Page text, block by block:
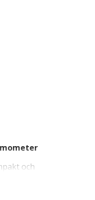
och
familjen.​